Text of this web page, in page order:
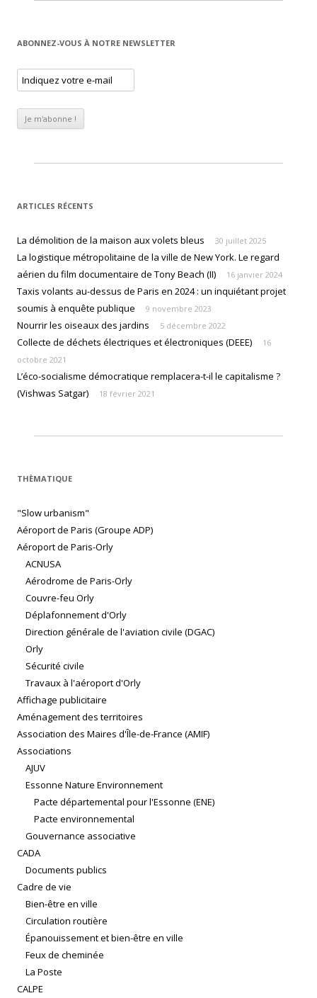
ABONNEZ-VOUS À NOTRE NEWSLETTER
ARTICLES RÉCENTS
La démolition de la maison aux volets bleus 30 juillet 2025
La logistique métropolitaine de la ville de New York. Le regard
aérien du film documentaire de Tony Beach (II)
16 janvier 2024
Taxis volants au-dessus de Paris en 2024 : un inquiétant projet
soumis à enquête publique
9 novembre 2023
Nourrir les oiseaux des jardins 5 décembre 2022
Collecte de déchets électriques et électroniques (DEEE)
16
octobre 2021
L’éco-socialisme démocratique remplacera-t-il le capitalisme ?
(Vishwas Satgar)
18 février 2021
THÈMATIQUE
"Slow urbanism"
Aéroport de Paris (Groupe ADP)
Aéroport de Paris-Orly
ACNUSA
Aérodrome de Paris-Orly
Couvre-feu Orly
Déplafonnement d'Orly
Direction générale de l'aviation civile (DGAC)
Orly
Sécurité civile
Travaux à l'aéroport d'Orly
Affichage publicitaire
Aménagement des territoires
Association des Maires d'Île-de-France (AMIF)
Associations
AJUV
Essonne Nature Environnement
Pacte départemental pour l'Essonne (ENE)
Pacte environnemental
Gouvernance associative
CADA
Documents publics
Cadre de vie
Bien-être en ville
Circulation routière
Épanouissement et bien-être en ville
Feux de cheminée
La Poste
CALPE